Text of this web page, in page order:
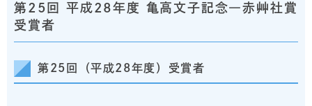
第25回 平成28年度 亀高文子記念―赤艸社賞
受賞者
第25回（平成28年度）受賞者